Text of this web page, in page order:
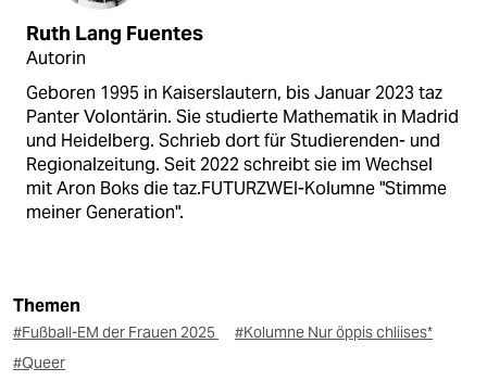
Ruth Lang Fuentes
Autorin
Geboren 1995 in Kaiserslautern, bis Januar 2023 taz
Panter Volontärin. Sie studierte Mathematik in Madrid
und Heidelberg. Schrieb dort für Studierenden- und
Regionalzeitung. Seit 2022 schreibt sie im Wechsel
mit Aron Boks die taz.FUTURZWEI-Kolumne "Stimme
meiner Generation".
Themen
#Fußball-EM der Frauen 2025
#Kolumne Nur öppis chliises*
#Queer